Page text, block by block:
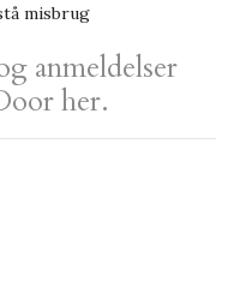
misbrug
anmeldelser
her.